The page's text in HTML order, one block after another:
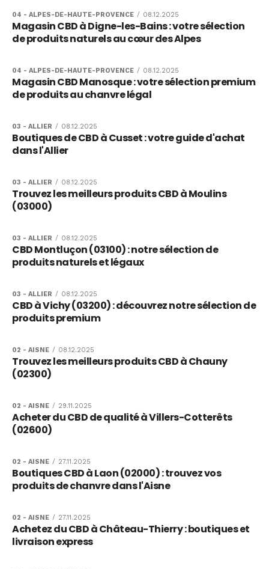
04 - ALPES-DE-HAUTE-PROVENCE / 08.12.2025
Magasin CBD à Digne-les-Bains : votre sélection
de produits naturels au cœur des Alpes
04 - ALPES-DE-HAUTE-PROVENCE / 08.12.2025
Magasin CBD Manosque : votre sélection premium
de produits au chanvre légal
03 - ALLIER / 08.12.2025
Boutiques de CBD à Cusset : votre guide d'achat
dans l'Allier
03 - ALLIER / 08.12.2025
Trouvez les meilleurs produits CBD à Moulins
(03000)
03 - ALLIER / 08.12.2025
CBD Montluçon (03100) : notre sélection de
produits naturels et légaux
03 - ALLIER / 08.12.2025
CBD à Vichy (03200) : découvrez notre sélection de
produits premium
02 - AISNE / 08.12.2025
Trouvez les meilleurs produits CBD à Chauny
(02300)
02 - AISNE / 29.11.2025
Acheter du CBD de qualité à Villers-Cotterêts
(02600)
02 - AISNE / 27.11.2025
Boutiques CBD à Laon (02000) : trouvez vos
produits de chanvre dans l'Aisne
02 - AISNE / 27.11.2025
Achetez du CBD à Château-Thierry : boutiques et
livraison express